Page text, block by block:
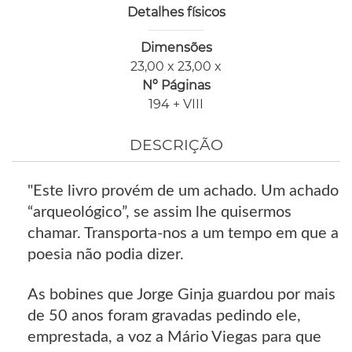
Detalhes físicos
Dimensões
23,00 x 23,00 x
Nº Páginas
194 + VIII
DESCRIÇÃO
"Este livro provém de um achado. Um achado
“arqueológico”, se assim lhe quisermos
chamar. Transporta-nos a um tempo em que a
poesia não podia dizer.
As bobines que Jorge Ginja guardou por mais
de 50 anos foram gravadas pedindo ele,
emprestada, a voz a Mário Viegas para que